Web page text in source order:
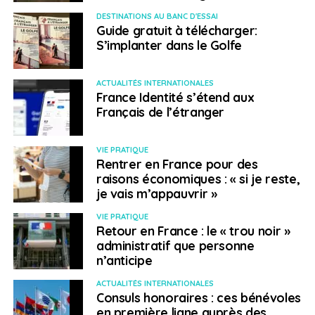
l’intervention de bâtiments de guerre européens.
Région
Le Moyen-Orient continue de concentrer de
nombreuses préoccupations sécuritaires, comme
l’illustre la vague de frappes lancées par le Hezbollah –
groupe politique et paramilitaire chiite libanais – contre
Israël le dimanche 25 août. C
mobilisé plus de 300 missiles et drones de combat, a
été menée en représailles contre l’assassinat par les
forces israéliennes d’un haut responsable du Hezbollah,
Fouad Chokr, tué dans une frappe israélienne le 30
juillet à Beyrouth. Le jour même et au regard du
contexte sécuritaire, Air France annonçait la
suspension temporaire de ses vols, au moins jusqu’au
lendemain, en direction de Beyrouth, mais également
de Tel Aviv. Ponctuellement, le conflit tend également à
DESTINATIONS AU BANC D'ESSAI
Guide gratuit à télécharger:
S’implanter dans le Golfe
ACTUALITÉS INTERNATIONALES
France Identité s’étend aux
Français de l’étranger
VIE PRATIQUE
Rentrer en France pour des
raisons économiques : « si je reste,
je vais m’appauvrir »
VIE PRATIQUE
Retour en France : le « trou noir »
administratif que personne
n’anticipe
ACTUALITÉS INTERNATIONALES
Consuls honoraires : ces bénévoles
en première ligne auprès des